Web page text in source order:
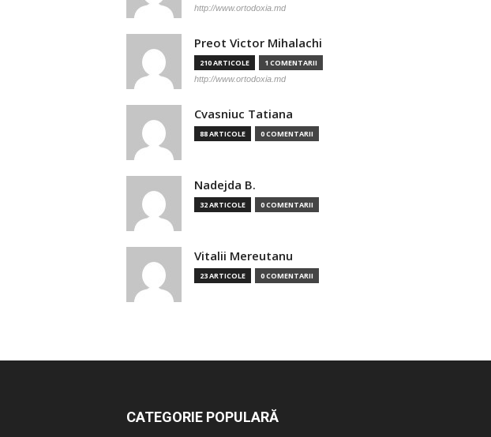
http://www.ortodoxia.md
Preot Victor Mihalachi
210 ARTICOLE 1 COMENTARII
http://www.ortodoxia.md
Cvasniuc Tatiana
88 ARTICOLE 0 COMENTARII
Nadejda B.
32 ARTICOLE 0 COMENTARII
Vitalii Mereutanu
23 ARTICOLE 0 COMENTARII
CATEGORIE POPULARĂ